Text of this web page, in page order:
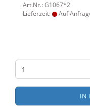
Art.Nr.: G1067*2
Lieferzeit:
Auf
IN